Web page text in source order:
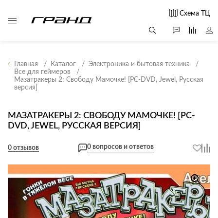
Схема ТЦ
Все столы и
столики
Журнальные
столы
Кофейные
Обеденные
столы
Письменные
столы
Мягкая
Диваны
Кресла и мешки
банкетки
Сад и дача
Аксессуары для
сада
Свет
Люстры
светильники
Светильники
Светодиодные
ленты
Споты
Главная Каталог
Электроника и бытовая техника
Все для геймеров
Мазатракеры 2: Свободу Мамочке! [PC-DVD, Jewel, Русская
версия]
МАЗАТРАКЕРЫ 2: СВОБОДУ МАМОЧКЕ! [PC-
DVD, JEWEL, РУССКАЯ ВЕРСИЯ]
0 отзывов 0 вопросов и ответов